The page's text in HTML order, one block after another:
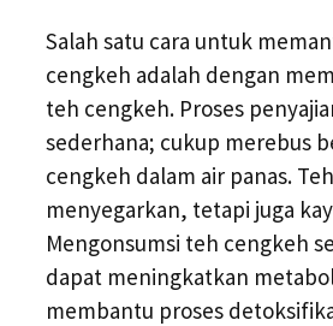
Salah satu cara untuk
cengkeh adalah dengan
teh cengkeh. Proses
sederhana; cukup merebus
cengkeh dalam air panas.
menyegarkan, tetapi juga
Mengonsumsi teh cengkeh
dapat meningkatkan
membantu proses